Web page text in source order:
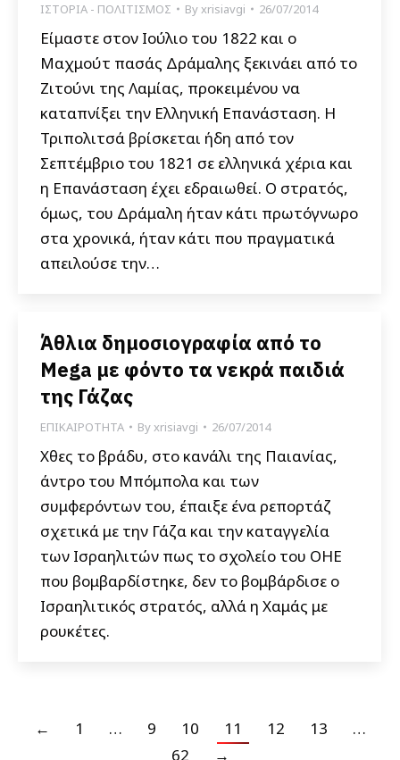
ΙΣΤΟΡΙΑ - ΠΟΛΙΤΙΣΜΟΣ Byxrisiavgi 26/07/2014
Είμαστε στον Ιούλιο του 1822 και ο
Μαχμούτ πασάς Δράμαλης ξεκινάει από το
Ζιτούνι της Λαμίας, προκειμένου να
καταπνίξει την Ελληνική Επανάσταση. Η
Τριπολιτσά βρίσκεται ήδη από τον
Σεπτέμβριο του 1821 σε ελληνικά χέρια και
η Επανάσταση έχει εδραιωθεί. Ο στρατός,
όμως, του Δράμαλη ήταν κάτι πρωτόγνωρο
στα χρονικά, ήταν κάτι που πραγματικά
απειλούσε την…
Άθλια δημοσιογραφία από το
Mega με φόντο τα νεκρά παιδιά
της Γάζας
ΕΠΙΚΑΙΡΟΤΗΤΑ Byxrisiavgi 26/07/2014
Χθες το βράδυ, στο κανάλι της Παιανίας,
άντρο του Μπόμπολα και των
συμφερόντων του, έπαιξε ένα ρεπορτάζ
σχετικά με την Γάζα και την καταγγελία
των Ισραηλιτών πως το σχολείο του ΟΗΕ
που βομβαρδίστηκε, δεν το βομβάρδισε ο
Ισραηλιτικός στρατός, αλλά η Χαμάς με
ρουκέτες.
← 1 … 9 10 11 12 13
…
62
→